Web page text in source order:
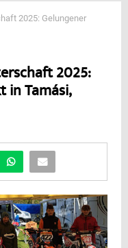
2025: Gelungener
2025:
in Tamási,